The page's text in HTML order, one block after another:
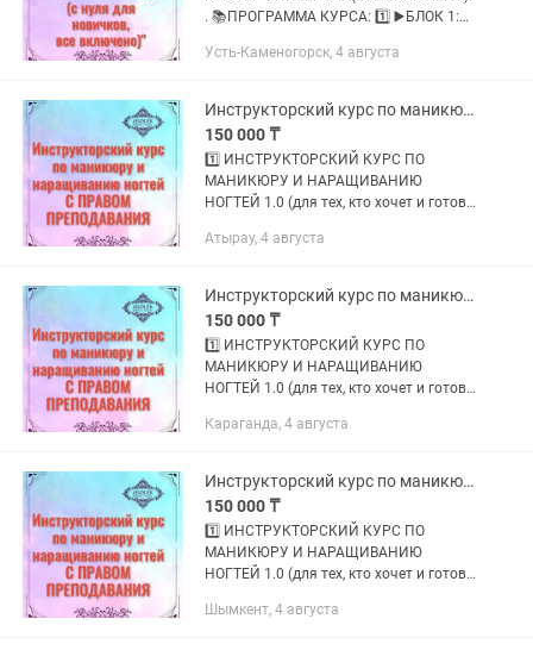
. 📚ПРОГРАММА КУРСА: 1️⃣ ▶️БЛОК 1:
«КОМБИНИРОВАННЫЙ И
3: «ДИЗАЙНЫ НА...
Усть-Каменогорск, 4 августа
Инструкторский курс по маникюру и наращиванию ногтей
150 000 ₸
1️⃣ ИНСТРУКТОРСКИЙ КУРС ПО
МАНИКЮРУ И НАРАЩИВАНИЮ
НОГТЕЙ 1.0 (для тех, кто хочет и готов
ИНСТРУКТОРСКИЙ КУРС ПО
НОГТЕЙ 2.0 (для тех, кто хочет и
готов...
Атырау, 4 августа
Инструкторский курс по маникюру и наращиванию ногтей
150 000 ₸
1️⃣ ИНСТРУКТОРСКИЙ КУРС ПО
МАНИКЮРУ И НАРАЩИВАНИЮ
НОГТЕЙ 1.0 (для тех, кто хочет и готов
ИНСТРУКТОРСКИЙ КУРС ПО
НОГТЕЙ 2.0 (для тех, кто хочет и
готов...
Караганда, 4 августа
Инструкторский курс по маникюру и наращиванию ногтей
150 000 ₸
1️⃣ ИНСТРУКТОРСКИЙ КУРС ПО
МАНИКЮРУ И НАРАЩИВАНИЮ
НОГТЕЙ 1.0 (для тех, кто хочет и готов
ИНСТРУКТОРСКИЙ КУРС ПО
Шымкент, 4 августа